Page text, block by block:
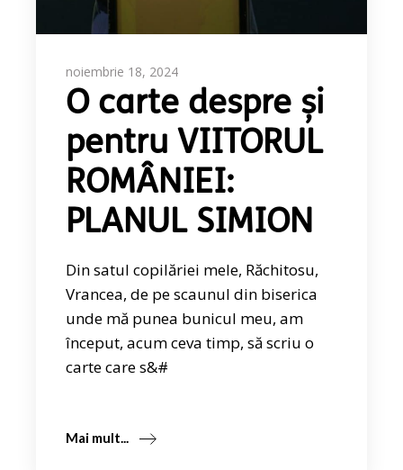
noiembrie 18, 2024
O carte despre și
pentru VIITORUL
ROMÂNIEI:
PLANUL SIMION
Din satul copilăriei mele, Răchitosu,
Vrancea, de pe scaunul din biserica
unde mă punea bunicul meu, am
început, acum ceva timp, să scriu o
carte care s&#
Mai mult...